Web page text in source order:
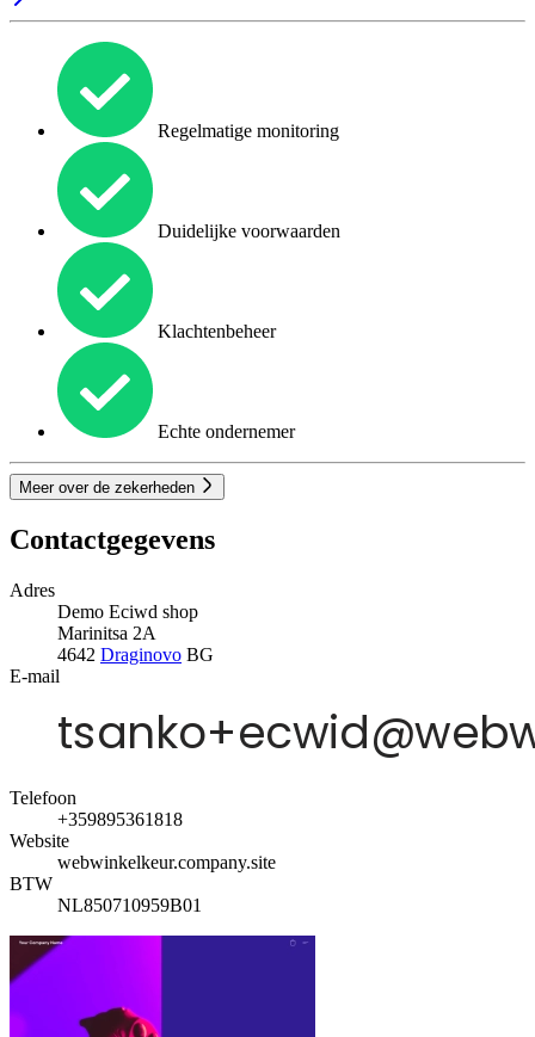
Regelmatige monitoring
Duidelijke voorwaarden
Klachtenbeheer
Echte ondernemer
Meer over de zekerheden
Contactgegevens
Adres
Demo Eciwd shop
Marinitsa 2A
4642 Draginovo BG
E-mail
Telefoon
+359895361818
Website
webwinkelkeur.company.site
BTW
NL850710959B01